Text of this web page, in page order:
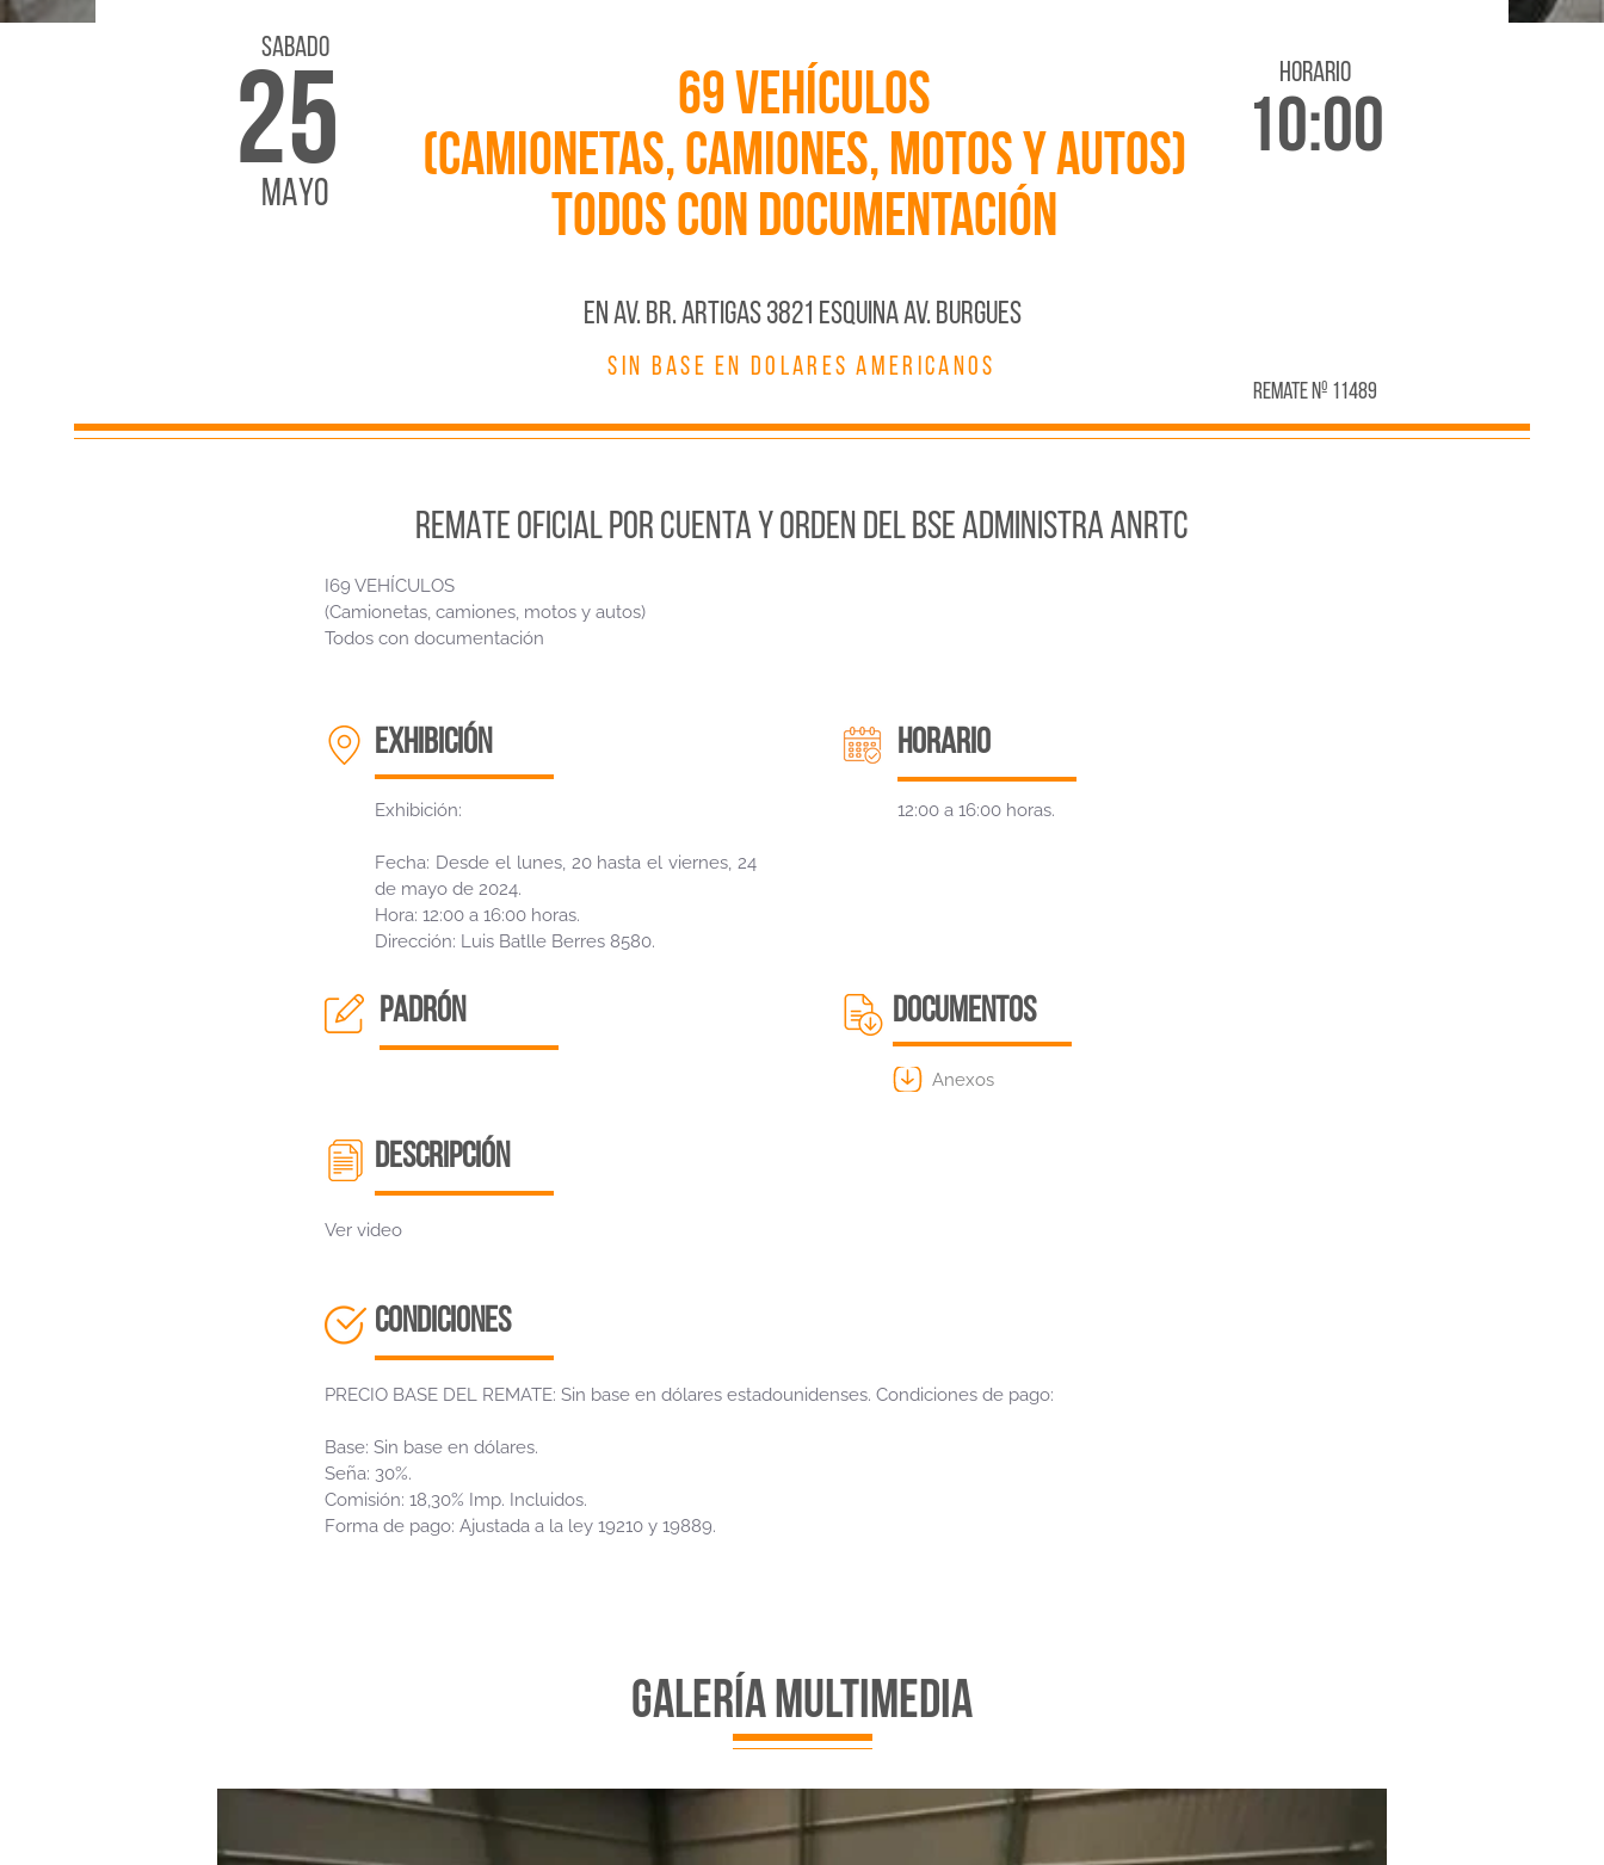
MAYO
25
Sabado
69 VEHÍCULOS
(Camionetas, camiones, motos y autos)
Todos con documentación
horario
10:00
En AV. BR. ARTIGAS 3821 ESQUINA AV. BURGUES
SIN BASE EN DOLARES AMERICANOS
Remate Nº 11489
REMATE OFICIAL POR CUENTA Y ORDEN DEL BSE ADMINISTRA ANRTC
I69 VEHÍCULOS
(Camionetas, camiones, motos y autos)
Todos con documentación
EXHIBICIÓN
Exhibición:
Fecha: Desde el lunes, 20 hasta el viernes, 24
de mayo de 2024.
Hora: 12:00 a 16:00 horas.
Dirección: Luis Batlle Berres 8580.
HORARIO
12:00 a 16:00 horas.
padrón DOCUMENTOS
Anexos
descripción
Ver video
CONDICIONES
PRECIO BASE DEL REMATE: Sin base en dólares estadounidenses. Condiciones de pago:
Base: Sin base en dólares.
Seña: 30%.
Comisión: 18,30% Imp. Incluidos.
Forma de pago: Ajustada a la ley 19210 y 19889.
galería multimedia